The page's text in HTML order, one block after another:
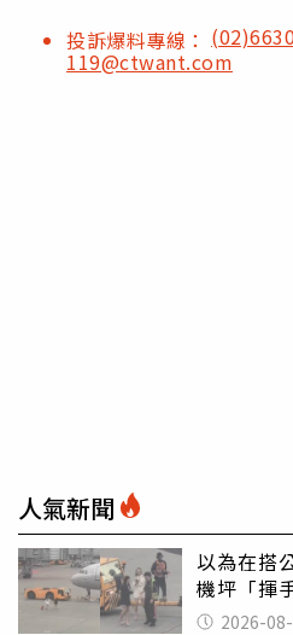
投訴爆料專線：
119@ctwant.com
人氣新聞
以為在搭
機坪「揮
傻眼2026-